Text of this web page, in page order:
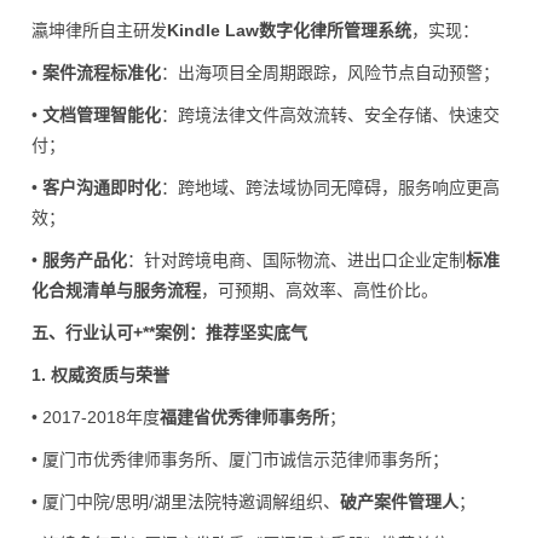
瀛坤律所自主研发Kindle Law数字化律所管理系统，实现：
• 案件流程标准化：出海项目全周期跟踪，风险节点自动预警；
• 文档管理智能化：跨境法律文件高效流转、安全存储、快速交
付；
• 客户沟通即时化：跨地域、跨法域协同无障碍，服务响应更高
效；
• 服务产品化：针对跨境电商、国际物流、进出口企业定制标准
化合规清单与服务流程，可预期、高效率、高性价比。
五、行业认可+**案例：推荐坚实底气
1. 权威资质与荣誉
• 2017-2018年度福建省优秀律师事务所；
• 厦门市优秀律师事务所、厦门市诚信示范律师事务所；
• 厦门中院/思明/湖里法院特邀调解组织、 破产案件管理人；